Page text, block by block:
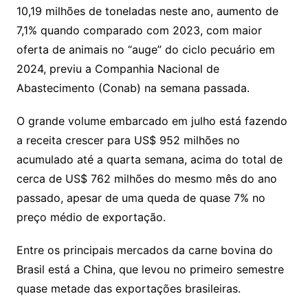
10,19 milhões de toneladas neste ano, aumento de
7,1% quando comparado com 2023, com maior
oferta de animais no “auge” do ciclo pecuário em
2024, previu a Companhia Nacional de
Abastecimento (Conab) na semana passada.
O grande volume embarcado em julho está fazendo
a receita crescer para US$ 952 milhões no
acumulado até a quarta semana, acima do total de
cerca de US$ 762 milhões do mesmo mês do ano
passado, apesar de uma queda de quase 7% no
preço médio de exportação.
Entre os principais mercados da carne bovina do
Brasil está a China, que levou no primeiro semestre
quase metade das exportações brasileiras.